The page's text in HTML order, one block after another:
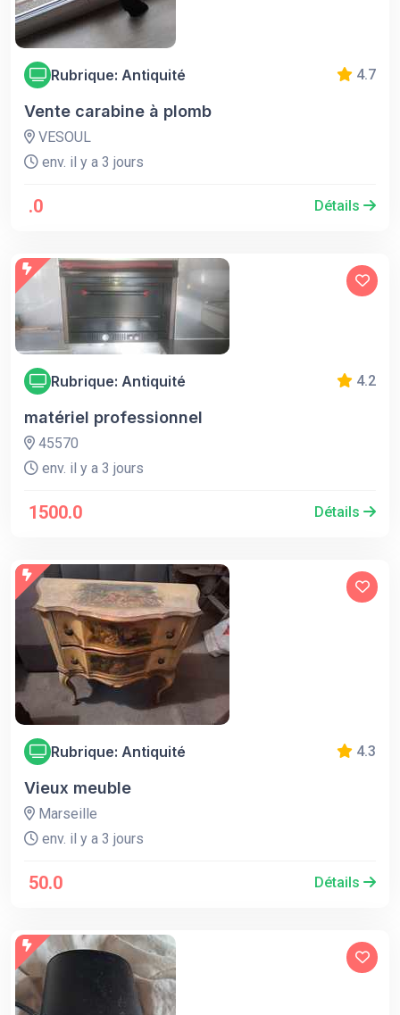
Rubrique: Antiquité 4.7
Vente carabine à plomb
VESOUL
env. il y a 3 jours
.0 Détails
Rubrique: Antiquité 4.2
matériel professionnel
45570
env. il y a 3 jours
1500.0 Détails
Rubrique: Antiquité 4.3
Vieux meuble
Marseille
env. il y a 3 jours
50.0 Détails